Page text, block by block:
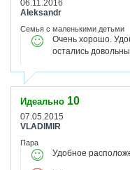
06.11.2016
Aleksandr
Семья с маленькими детьми
Очень хорошо.
остались
Идеально 10
07.05.2015
VLADIMIR
Пара
Удобное